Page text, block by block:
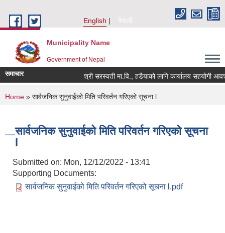
English
नेपाली
Municipality Name
Government of Nepal
समाचार श्री सरस्वती मा.वि., हडैयाको लागि कार्यालय सहयोगी
You are here
Home » सार्वजनिक सुनुवाईको मिति परिवर्तन गरिएको सूचना l
सार्वजनिक सुनुवाईको मिति परिवर्तन गरिएको सूचना
Submitted on: Mon, 12/12/2022 - 13:41
Supporting Documents:
सार्वजनिक सुनुवाईको मिति परिवर्तन गरिएको सूचना l.pdf